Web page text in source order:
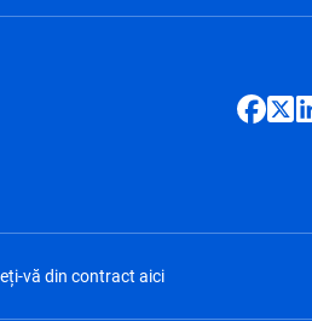
vă din contract aici